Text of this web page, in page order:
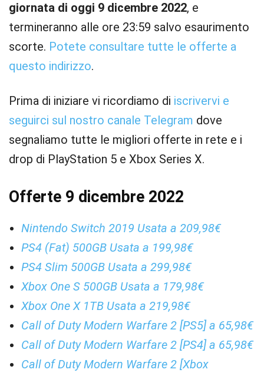
giornata di oggi 9 dicembre 2022, e
termineranno alle ore 23:59 salvo esaurimento
scorte. Potete consultare tutte le offerte a
questo indirizzo.
Prima di iniziare vi ricordiamo di iscrivervi e
seguirci sul nostro canale Telegram dove
segnaliamo tutte le migliori offerte in rete e i
drop di PlayStation 5 e Xbox Series X.
Offerte 9 dicembre 2022
Nintendo Switch 2019 Usata a 209,98€
PS4 (Fat) 500GB Usata a 199,98€
PS4 Slim 500GB Usata a 299,98€
Xbox One S 500GB Usata a 179,98€
Xbox One X 1TB Usata a 219,98€
Call of Duty Modern Warfare 2 [PS5] a 65,98€
Call of Duty Modern Warfare 2 [PS4] a 65,98€
Call of Duty Modern Warfare 2 [Xbox